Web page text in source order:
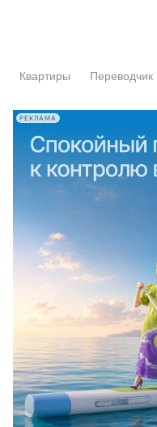
Квартиры Переводчик
РЕКЛАМА